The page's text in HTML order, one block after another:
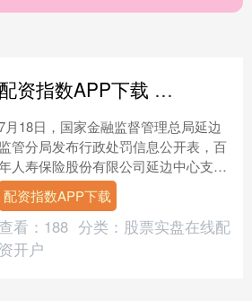
配资指数APP下载 因财务数据不实 百年人寿延边支公司合计被罚26万元
月18日，国家金融监督管理总局延边
监管分局发布行政处罚信息公开表，百
人寿保险股份有限公司延边中心支公
因财务数据不真实总计被罚款26万元
民币，崔某、娄某被....
配资指数APP下载
看： 188 分类： 股票实盘在线配
资开户